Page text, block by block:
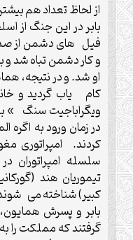
از لحاظ تعداد هم
بابر در این جنگ از
فیل های دشمن از
و کار دشمن تباه شد و
او شد. و در نتیجه،
کام یاب گردید و
ویگراباجیت سنگ
در زمان ورود به اگره
کردند. امپراتوری
سلسله امپراتوران در
تیموریان هند
کبیر) شناخته می
بابر و پسرش
گرفتند که مملکت